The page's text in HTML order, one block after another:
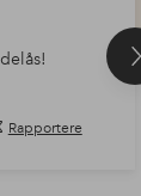
Rapportere